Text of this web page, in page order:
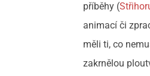
příběhy (
animací či
měli ti, co
zakrnělou